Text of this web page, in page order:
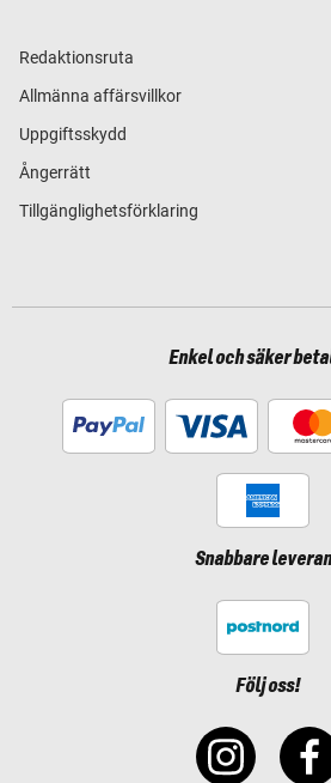
Redaktionsruta
Allmänna affärsvillkor
Uppgiftsskydd
Ångerrätt
Tillgänglighetsförklaring
Enkel och säker
Snabbare
Följ oss!